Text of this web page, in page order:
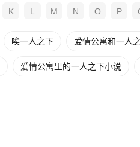
K L M N O P
唉一人之下 爱情公寓和一人
爱情公寓里的一人之下小说